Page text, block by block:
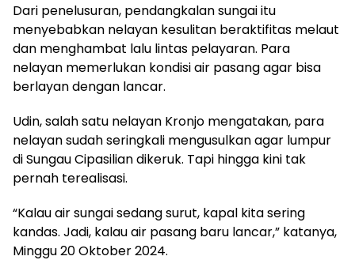
Dari penelusuran, pendangkalan sungai itu
menyebabkan nelayan kesulitan beraktifitas melaut
dan menghambat lalu lintas pelayaran. Para
nelayan memerlukan kondisi air pasang agar bisa
berlayan dengan lancar.
Udin, salah satu nelayan Kronjo mengatakan, para
nelayan sudah seringkali mengusulkan agar lumpur
di Sungau Cipasilian dikeruk. Tapi hingga kini tak
pernah terealisasi.
“Kalau air sungai sedang surut, kapal kita sering
kandas. Jadi, kalau air pasang baru lancar,” katanya,
Minggu 20 Oktober 2024.